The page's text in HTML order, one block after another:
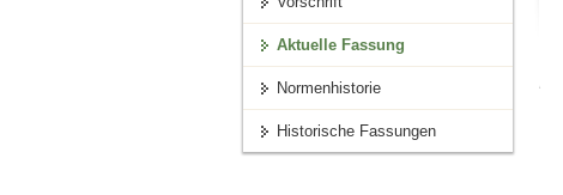
Aktuelle Fassung
Normenhistorie
Historische Fassungen